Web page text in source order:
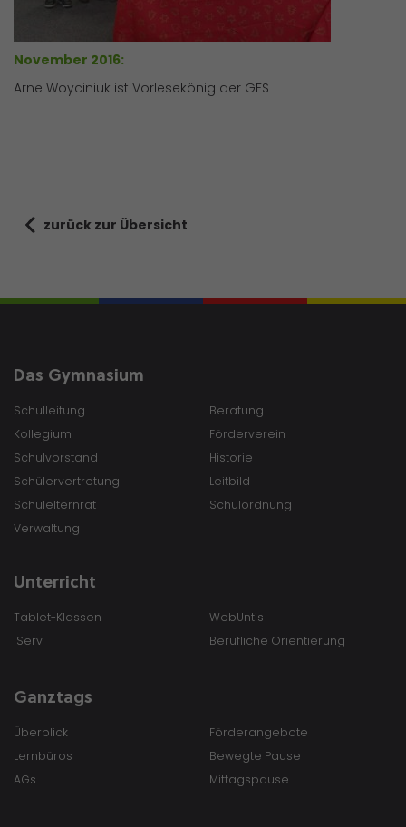
November 2016:
Arne Woyciniuk ist Vorlesekönig der GFS
zurück zur Übersicht
Das Gymnasium
Schulleitung
Kollegium
Schulvorstand
Schülervertretung
Schulelternrat
Verwaltung
Beratung
Förderverein
Historie
Leitbild
Schulordnung
Unterricht
Tablet-Klassen
IServ
WebUntis
Berufliche Orientierung
Ganztags
Überblick
Lernbüros
AGs
Förderangebote
Bewegte Pause
Mittagspause